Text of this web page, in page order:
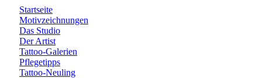
Startseite
Motivzeichnungen
Das Studio
Der Artist
Tattoo-Galerien
Pflegetipps
Tattoo-Neuling